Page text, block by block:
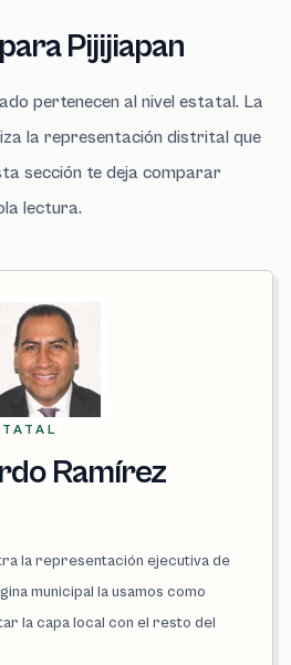
Pijijiapan
pertenecen al nivel estatal. La
la representación distrital que
sección te deja comparar
lectura.
Ramírez
la representación ejecutiva de
municipal la usamos como
la capa local con el resto del